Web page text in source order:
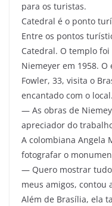
para os turistas.
Catedral é o ponto
Entre os pontos
Catedral. O templo
Niemeyer em 1958.
Fowler, 33, visita o
encantado com o local.
— As obras de
apreciador do
A colombiana Angela
fotografar o
— Quero mostrar
meus amigos, contou
Além de Brasília, ela